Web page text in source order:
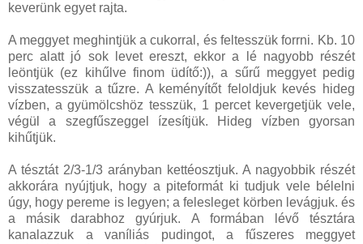
keverünk egyet rajta.
A meggyet meghintjük a cukorral, és feltesszük forrni. Kb. 10
perc alatt jó sok levet ereszt, ekkor a lé nagyobb részét
leöntjük (ez kihűlve finom üdítő:)), a sűrű meggyet pedig
visszatesszük a tűzre. A keményítőt feloldjuk kevés hideg
vízben, a gyümölcshöz tesszük, 1 percet kevergetjük vele,
végül a szegfűszeggel ízesítjük. Hideg vízben gyorsan
kihűtjük.
A tésztát 2/3-1/3 arányban kettéosztjuk. A nagyobbik részét
akkorára nyújtjuk, hogy a piteformát ki tudjuk vele bélelni
úgy, hogy pereme is legyen; a felesleget körben levágjuk. és
a másik darabhoz gyúrjuk. A formában lévő tésztára
kanalazzuk a vaníliás pudingot, a fűszeres meggyet